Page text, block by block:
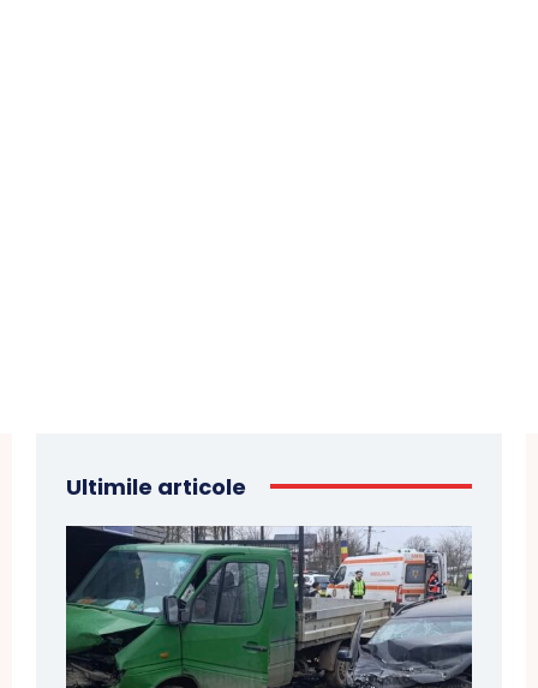
Ultimile articole